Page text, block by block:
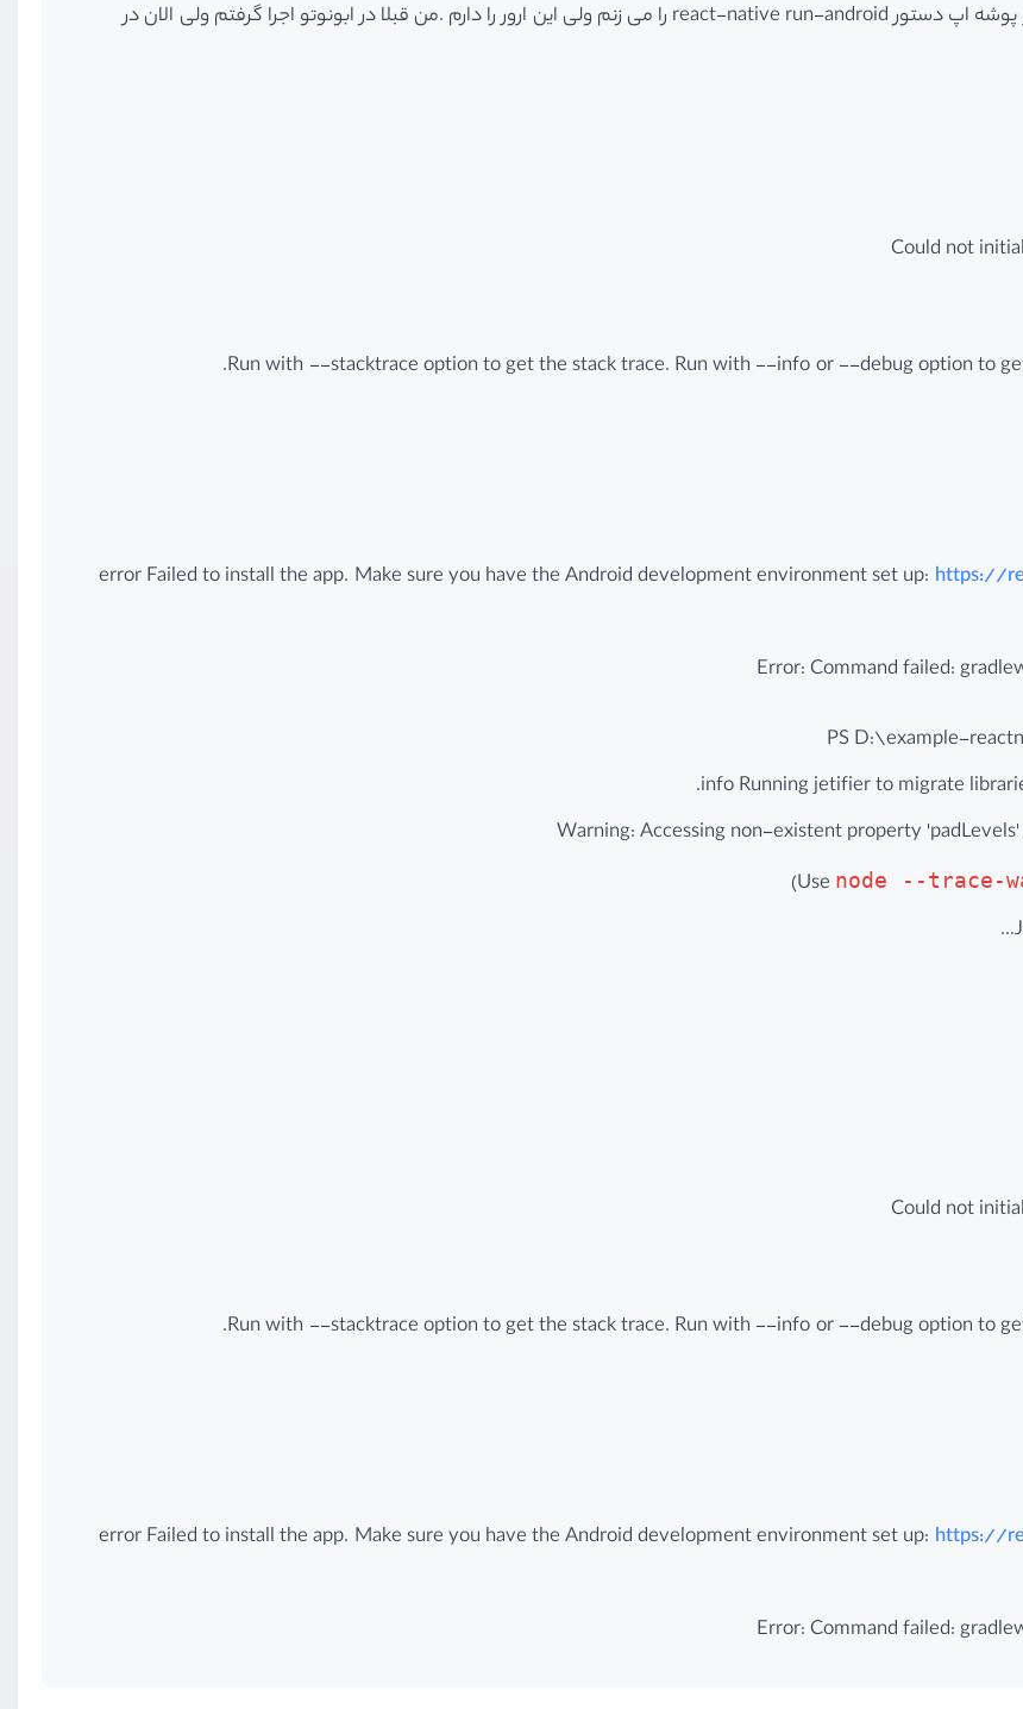
من ابتدا شبیه ساز جنی موشن را باز می کنم کامل که لود شد در پوشه اپ دستور react-native run-android را می زنم ولی این ارور را دارم .من قبلا در ابونوتو اجرا گرفتم ولی الان در
Could not
Run with --stacktrace option to get the stack trace. Run with --info or --debug option to
error Failed to install the app. Make sure you have the Android development environment set up: https://
Error: Command failed:
PS D:\example-
info Running jetifier to migrate
node --trace-
Could not
Run with --stacktrace option to get the stack trace. Run with --info or --debug option to
error Failed to install the app. Make sure you have the Android development environment set up: https://
Error: Command failed: